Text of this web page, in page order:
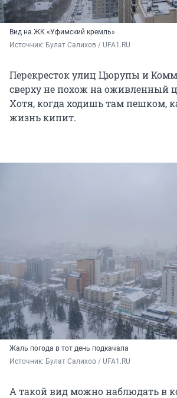
Вид на ЖК «Уфимский кремль»
Источник: Булат Салихов / UFA1.RU
Перекресток улиц Цюрупы и
сверху не похож на оживленный
Хотя, когда ходишь там пешком,
жизнь кипит.
Жаль погода в тот день подкачала
Источник: Булат Салихов / UFA1.RU
А такой вид можно наблюдать в